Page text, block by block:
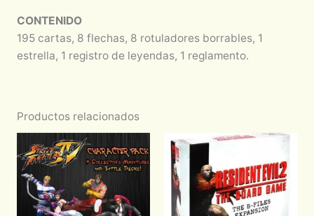
CONTENIDO
195 cartas, 8 flechas, 8 rotuladores borrables, 1
estrella, 1 registro de leyendas, 1 reglamento.
Productos relacionados